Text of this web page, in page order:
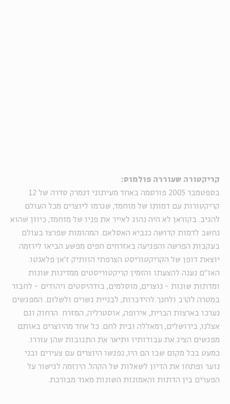
קריקטורה שעוררה פולמוס:
בספטמבר 2005 פורסמה באחד מעיתוני דנמרק סדרה של 12
קריקטורות עם דמותו של מוחמד, שגרמו ליוצרים מכל העולם
להגיב. בקוראן לא היה נהוג לאייר את פניו של מוחמד, כיוון שהוא
נחשב לדמות קדושה כנביא האסלאם. המהומות שפרצו בעולם
בעקבות הפרשה והפגיעה באזרחים חפים מפשע הביאו ליוזמה
יוצאת דופן של הקריקטוריסט הצרפתי הוותיק ז'אן פלאנטו.
האו"ם נענה להצעתו והזמין קריקטוריסטים ממדינות שונות
ומדתות שונות - נוצרים, מוסלמים, בודהיסטים ויהודים - לחבור
במטרה לקרב ולחנך להידברות, לבניית גשרים ולשלום. המפגשים
נערכו בארצות הברית, אירופה, אוסטרליה, המזרח הרחוק וגם
אצלנו, בירושלים, רמאללה ובית לחם. כל אחד מהיוצרים באותם
מפגשים הציג את עבודותיו ותיאר את התגובות שהן עוררו.
כמעט בכל מקום שבו הם היו, נפגשו היוצרים עם צעירים ובני
נוער ופתחו את הדיון לשאלות של הקהל. היוזמה לגישור על
הפערים בין הדתות והאמונות השונות מאוד מבורכת.